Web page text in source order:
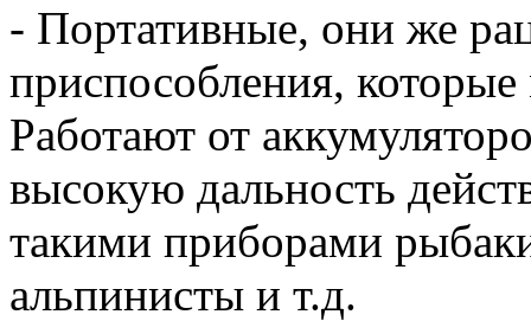
- Портативные, они же
приспособления,
Работают от
высокую дальность
такими приборами
альпинисты и т.д.